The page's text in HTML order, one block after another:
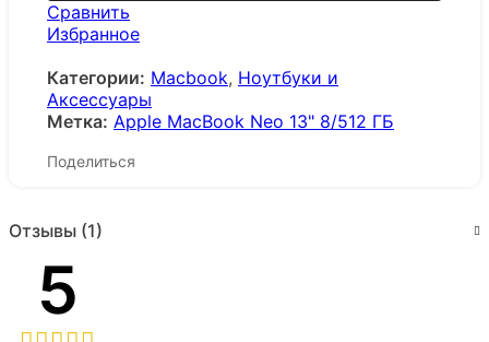
Сравнить
Избранное
Категории: Macbook, Ноутбуки и
Аксессуары
Метка: Apple MacBook Neo 13" 8/512 ГБ
Поделиться
Отзывы (1)
5